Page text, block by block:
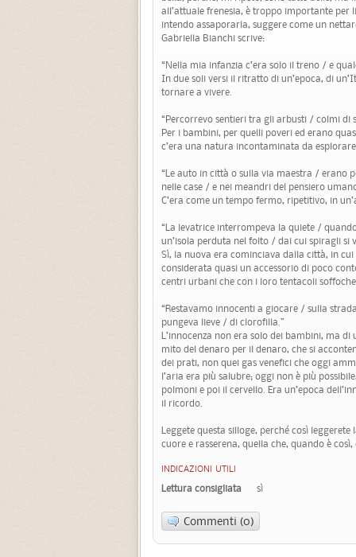
all’attuale frenesia, è troppo importante per
intendo assaporarla, suggere come un
Gabriella Bianchi scrive:
“Nella mia infanzia c’era solo il treno / e
In due soli versi il ritratto di un’epoca, di
tornare a vivere.
“Percorrevo sentieri tra gli arbusti / colmi di
Per i bambini, per quelli poveri ed erano
c’era una natura incontaminata da
“Le auto in città o sulla via maestra / erano
nelle case / e nei meandri del pensiero
C’era come un tempo fermo, ripetitivo, in
“La levatrice interrompeva la quiete /
un’isola perduta nel folto / dai cui spiragli si
Sì, la nuova era cominciava dalla città, in
considerata quasi un accessorio di poco
centri urbani che con i loro tentacoli
“Restavamo innocenti a giocare / sulla
pungeva lieve / di clorofilla.”
L’innocenza non era solo dei bambini, ma
mito del denaro per il denaro, che si
dei prati, non quei gas venefici che oggi
l’aria era più salubre; oggi non è più
polmoni e poi il cervello. Era un’epoca
il ricordo.
Leggete questa silloge, perché così
cuore e rasserena, quella che, quando è così,
INDICAZIONI UTILI
Lettura consigliata sì
Commenti (0)